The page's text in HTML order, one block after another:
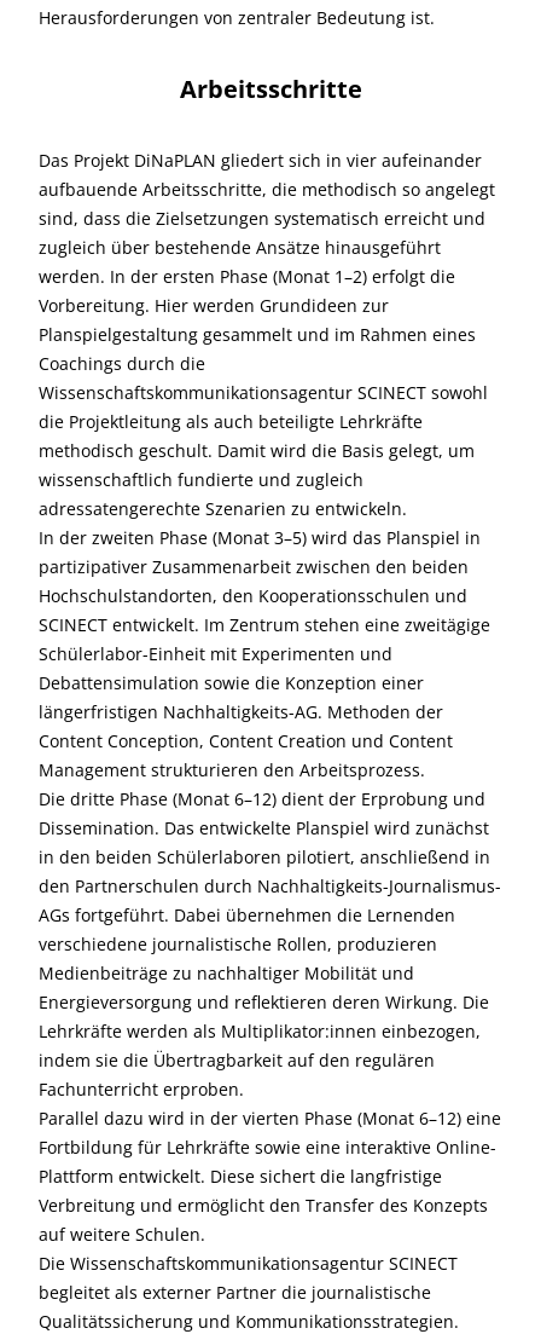
Herausforderungen von zentraler Bedeutung ist.
Arbeitsschritte
Das Projekt DiNaPLAN gliedert sich in vier aufeinander
aufbauende Arbeitsschritte, die methodisch so angelegt
sind, dass die Zielsetzungen systematisch erreicht und
zugleich über bestehende Ansätze hinausgeführt
werden. In der ersten Phase (Monat 1–2) erfolgt die
Vorbereitung. Hier werden Grundideen zur
Planspielgestaltung gesammelt und im Rahmen eines
Coachings durch die
Wissenschaftskommunikationsagentur SCINECT sowohl
die Projektleitung als auch beteiligte Lehrkräfte
methodisch geschult. Damit wird die Basis gelegt, um
wissenschaftlich fundierte und zugleich
adressatengerechte Szenarien zu entwickeln.
In der zweiten Phase (Monat 3–5) wird das Planspiel in
partizipativer Zusammenarbeit zwischen den beiden
Hochschulstandorten, den Kooperationsschulen und
SCINECT entwickelt. Im Zentrum stehen eine zweitägige
Schülerlabor-Einheit mit Experimenten und
Debattensimulation sowie die Konzeption einer
längerfristigen Nachhaltigkeits-AG. Methoden der
Content Conception, Content Creation und Content
Management strukturieren den Arbeitsprozess.
Die dritte Phase (Monat 6–12) dient der Erprobung und
Dissemination. Das entwickelte Planspiel wird zunächst
in den beiden Schülerlaboren pilotiert, anschließend in
den Partnerschulen durch Nachhaltigkeits-Journalismus-
AGs fortgeführt. Dabei übernehmen die Lernenden
verschiedene journalistische Rollen, produzieren
Medienbeiträge zu nachhaltiger Mobilität und
Energieversorgung und reflektieren deren Wirkung. Die
Lehrkräfte werden als Multiplikator:innen einbezogen,
indem sie die Übertragbarkeit auf den regulären
Fachunterricht erproben.
Parallel dazu wird in der vierten Phase (Monat 6–12) eine
Fortbildung für Lehrkräfte sowie eine interaktive Online-
Plattform entwickelt. Diese sichert die langfristige
Verbreitung und ermöglicht den Transfer des Konzepts
auf weitere Schulen.
Die Wissenschaftskommunikationsagentur SCINECT
begleitet als externer Partner die journalistische
Qualitätssicherung und Kommunikationsstrategien.